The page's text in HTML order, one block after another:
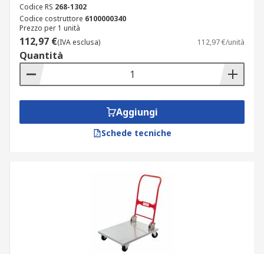
Codice RS 268-1302
Codice costruttore 6100000340
Prezzo per 1 unità
112,97 €(IVA esclusa) 112,97 €/unità
Quantità
Aggiungi
Schede tecniche